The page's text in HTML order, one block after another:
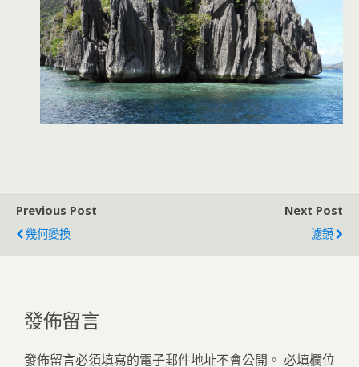
Previous Post
幾何變換
Next Post
濾鏡
發佈留言
發佈留言必須填寫的電子郵件地址不會公開。 必填欄位